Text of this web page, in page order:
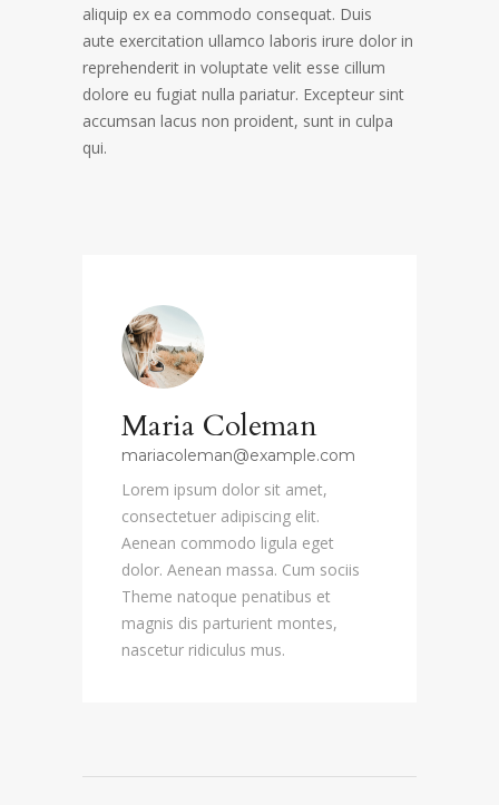
aliquip ex ea commodo consequat. Duis
aute exercitation ullamco laboris irure dolor in
reprehenderit in voluptate velit esse cillum
dolore eu fugiat nulla pariatur. Excepteur sint
accumsan lacus non proident, sunt in culpa
qui.
Maria Coleman
mariacoleman@example.com
Lorem ipsum dolor sit amet,
consectetuer adipiscing elit.
Aenean commodo ligula eget
dolor. Aenean massa. Cum sociis
Theme natoque penatibus et
magnis dis parturient montes,
nascetur ridiculus mus.